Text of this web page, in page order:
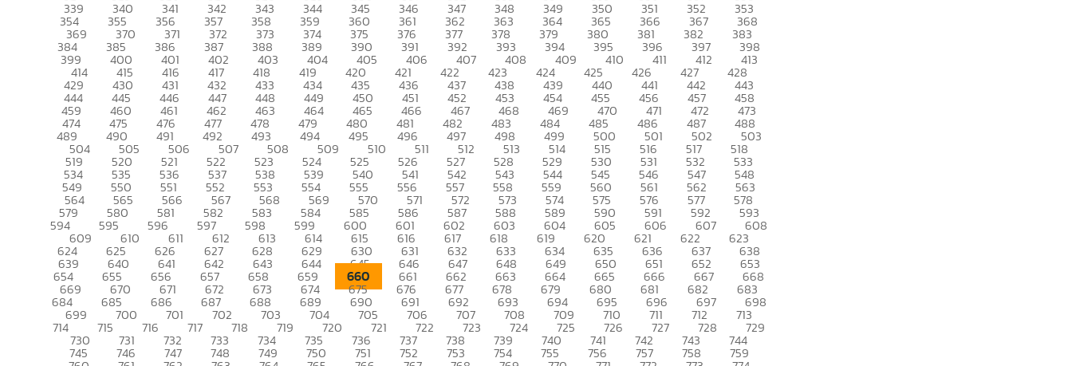
339 340 341 342 343 344 345 346 347 348 349 350 351 352 353
354 355 356 357 358 359 360 361 362 363 364 365 366 367 368
369 370 371 372 373 374 375 376 377 378 379 380 381 382 383
384 385 386 387 388 389 390 391 392 393 394 395 396 397 398
399 400 401 402 403 404 405 406 407 408 409 410 411 412 413
414 415 416 417 418 419 420 421 422 423 424 425 426 427 428
429 430 431 432 433 434 435 436 437 438 439 440 441 442 443
444 445 446 447 448 449 450 451 452 453 454 455 456 457 458
459 460 461 462 463 464 465 466 467 468 469 470 471 472 473
474 475 476 477 478 479 480 481 482 483 484 485 486 487 488
489 490 491 492 493 494 495 496 497 498 499 500 501 502 503
504 505 506 507 508 509 510 511 512 513 514 515 516 517 518
519 520 521 522 523 524 525 526 527 528 529 530 531 532 533
534 535 536 537 538 539 540 541 542 543 544 545 546 547 548
549 550 551 552 553 554 555 556 557 558 559 560 561 562 563
564 565 566 567 568 569 570 571 572 573 574 575 576 577 578
579 580 581 582 583 584 585 586 587 588 589 590 591 592 593
594 595 596 597 598 599 600 601 602 603 604 605 606 607 608
609 610 611 612 613 614 615 616 617 618 619 620 621 622 623
624 625 626 627 628 629 630 631 632 633 634 635 636 637 638
639 640 641 642 643 644 645 646 647 648 649 650 651 652 653
654 655 656 657 658 659 660 661 662 663 664 665 666 667 668
669 670 671 672 673 674 675 676 677 678 679 680 681 682 683
684 685 686 687 688 689 690 691 692 693 694 695 696 697 698
699 700 701 702 703 704 705 706 707 708 709 710 711 712 713
714 715 716 717 718 719 720 721 722 723 724 725 726 727 728 729
730 731 732 733 734 735 736 737 738 739 740 741 742 743 744
745 746 747 748 749 750 751 752 753 754 755 756 757 758 759